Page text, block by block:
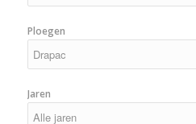
Ploegen
Jaren